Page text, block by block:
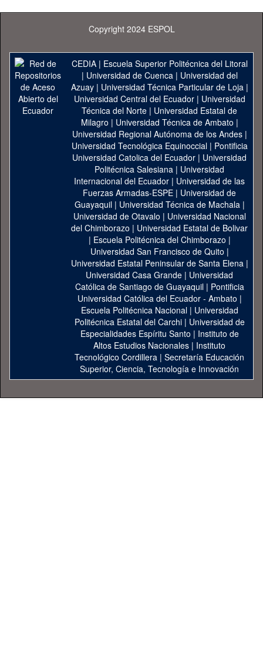
Copyright 2024 ESPOL
CEDIA| Escuela Superior Politécnica del Litoral
| Universidad de Cuenca| Universidad del
Azuay| Universidad Técnica Particular de Loja|
Universidad Central del Ecuador| Universidad
Técnica del Norte | Universidad Estatal de
Milagro | Universidad Técnica de Ambato |
Universidad Regional Autónoma de los Andes|
Universidad Tecnológica Equinoccial| Pontificia
Universidad Catolica del Ecuador | Universidad
Politécnica Salesiana | Universidad
Internacional del Ecuador | Universidad de las
Fuerzas Armadas-ESPE | Universidad de
Guayaquil| Universidad Técnica de Machala|
Universidad de Otavalo | Universidad Nacional
del Chimborazo | Universidad Estatal de Bolivar
| Escuela Politécnica del Chimborazo |
Universidad San Francisco de Quito |
Universidad Estatal Peninsular de Santa Elena|
Universidad Casa Grande | Universidad
Católica de Santiago de Guayaquil| Pontificia
Universidad Católica del Ecuador - Ambato |
Escuela Politécnica Nacional| Universidad
Politécnica Estatal del Carchi| Universidad de
Especialidades Espíritu Santo | Instituto de
Altos Estudios Nacionales | Instituto
Tecnológico Cordillera | Secretaría Educación
Superior, Ciencia, Tecnología e Innovación